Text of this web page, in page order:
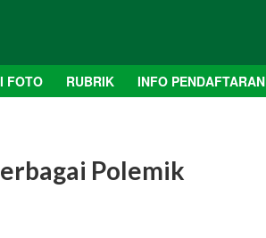
FOTO RUBRIK INFO PENDAFTARAN
Polemik